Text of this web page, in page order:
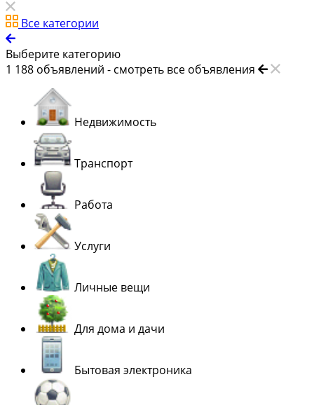
Все категории
Выберите категорию
1 188 объявлений - смотреть все объявления
Недвижимость
Транспорт
Работа
Услуги
Личные вещи
Для дома и дачи
Бытовая электроника